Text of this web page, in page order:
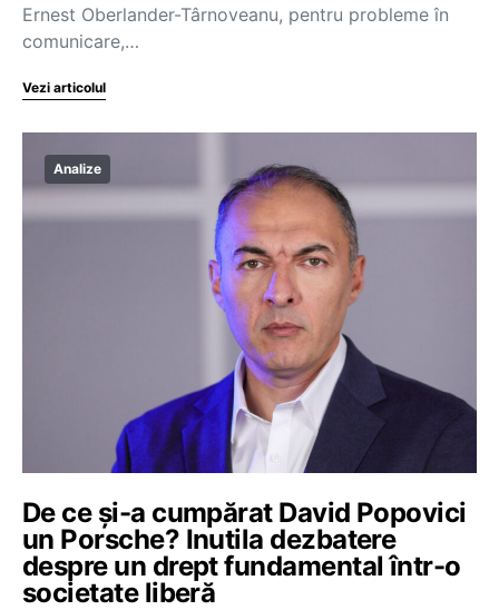
Ernest Oberlander-Târnoveanu, pentru probleme în
comunicare,…
Vezi articolul
Analize
De ce și-a cumpărat David Popovici
un Porsche? Inutila dezbatere
despre un drept fundamental într-o
societate liberă